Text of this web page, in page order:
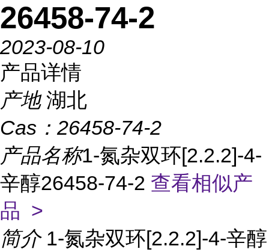
26458-74-2
2023-08-10
产品详情
产地 湖北
Cas： 26458-74-2
产品名称1-氮杂双环[2.2.2]-4-
辛醇26458-74-2 查看相似产
品 >
简介 1-氮杂双环[2.2.2]-4-辛醇